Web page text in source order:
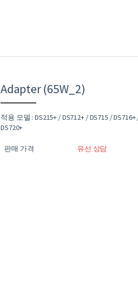
Adapter (65W_2)
적용 모델 : DS215+ / DS712+ / DS715 /
DS720+
판매 가격 유선 상담